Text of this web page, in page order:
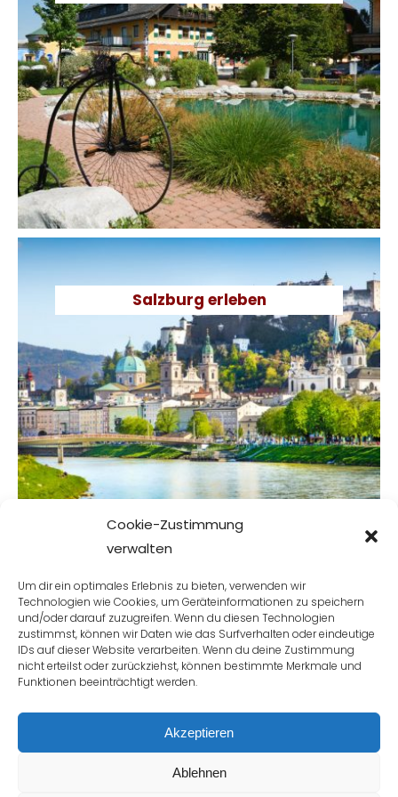
Cookie-Zustimmung
verwalten
Um dir ein optimales Erlebnis zu bieten, verwenden wir
Technologien wie Cookies, um Geräteinformationen zu speichern
und/oder darauf zuzugreifen. Wenn du diesen Technologien
zustimmst, können wir Daten wie das Surfverhalten oder eindeutige
IDs auf dieser Website verarbeiten. Wenn du deine Zustimmung
nicht erteilst oder zurückziehst, können bestimmte Merkmale und
Funktionen beeinträchtigt werden.
Akzeptieren
Ablehnen
Einfach mal nichts tun, nur relaxen und genießen? Sehr gute
Entscheidung! Das Salzburger Land bietet allen, die es ruhig
angehen wollen, eine bunte Vielfalt an Sehenswürdigkeiten,
kulturellen Highlights, Traditionellem und Brauchtum. Oder Sie
machen es sich im Haus gemütlich. Das
Entspannungsprogramm beginnt schon am Morgen mit
dem herrlichen Frühstücksbuffet. Danach lesen, Seele
baumeln lassen, ab und zu in den Pool, die Sauna oder den
Schwimmteich. Den Abend beschließen mit gesunden
Produkten aus eigener Produktion und schmackhaftem Essen
aus der Region. So schmeckt Erholung im Gastagwirt.
Salzburg erleben
SALZBURG ERLEBEN
Wolfgang Amadeus Mozart, die Festspiele, die Festung
Hohensalzburg, die Getriedegasse und die Mozartkugel,
Shopping- oder Sightseeing, ein Verlängerter oder ein
Espresso, Jazzherbst, Adventsingen und Christkindlmärkte,
am Salzachufer schlendern und im Dom innehalten –
Salzburg bietet so viel! Die Stadt liegt nur wenige Kilometer
entfernt vom Landhotel Gastagwirt. Perfekt, um einzutauchen
in die Geschichte und Kultur.
Bis bald im Gastwirt!
Copyright 2020 Gastagwirt |